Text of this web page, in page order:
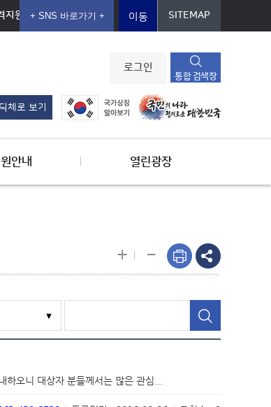
지원 이동 SITEMAP
로그인
통합 검색창
체로 보기
안내 열린광장
+ -
오니 대상자 분들께서는 많은 관심...